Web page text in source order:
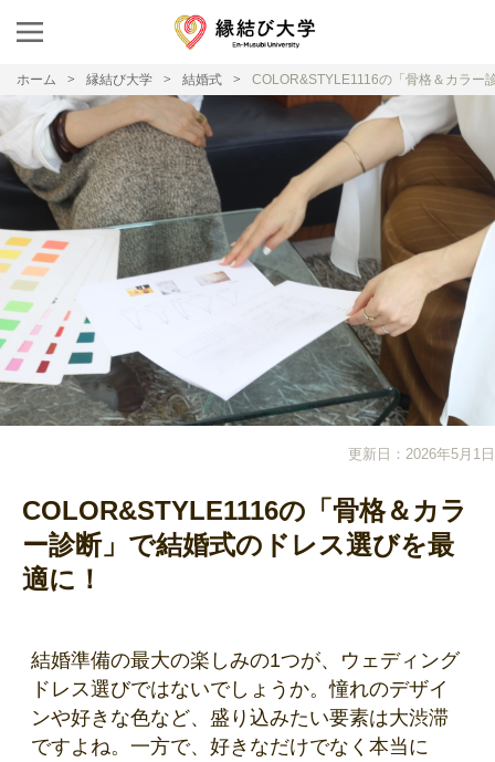
ホーム 縁結び大学 結婚式 COLOR&STYLE1116の「骨格＆カラー
更新日：2026年5月1日
COLOR&STYLE1116の「骨格＆カラ
ー診断」で結婚式のドレス選びを最
適に！
結婚準備の最大の楽しみの1つが、ウェディング
ドレス選びではないでしょうか。憧れのデザイ
ンや好きな色など、盛り込みたい要素は大渋滞
ですよね。一方で、好きなだけでなく本当に